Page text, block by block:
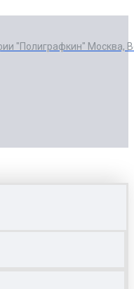
"Полиграфкин" Москва,